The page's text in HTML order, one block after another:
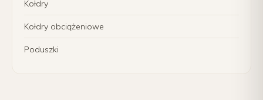
Kołdry
Kołdry obciążeniowe
Poduszki